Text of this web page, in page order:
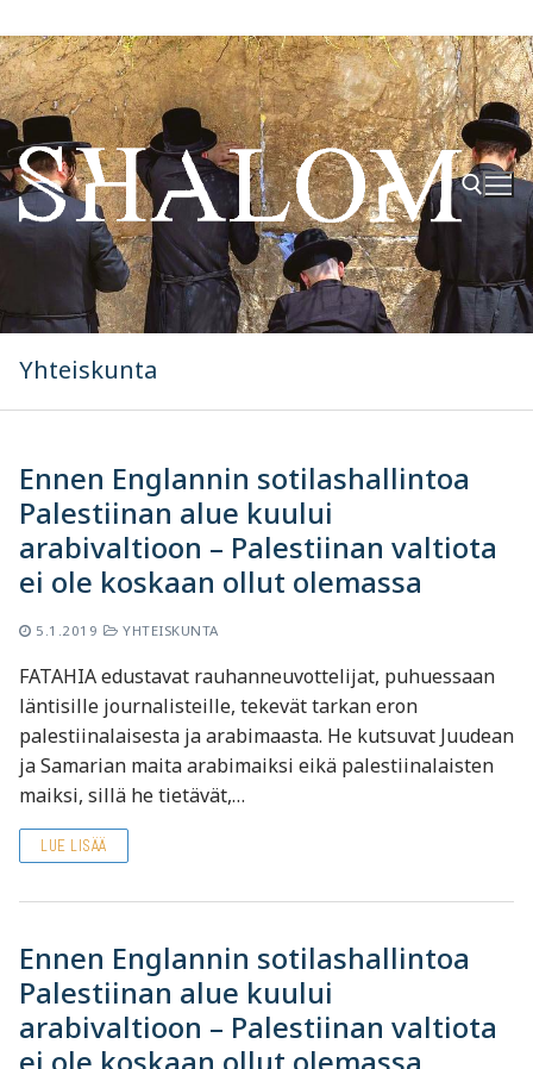
Hyppää
sisältöön
Hae:
Yhteiskunta
Ennen Englannin sotilashallintoa
Palestiinan alue kuului
arabivaltioon – Palestiinan valtiota
ei ole koskaan ollut olemassa
5.1.2019 YHTEISKUNTA
FATAHIA edustavat rauhanneuvottelijat, puhuessaan
läntisille journalisteille, tekevät tarkan eron
palestiinalaisesta ja arabimaasta. He kutsuvat Juudean
ja Samarian maita arabimaiksi eikä palestiinalaisten
maiksi, sillä he tietävät,…
LUE LISÄÄ
Ennen Englannin sotilashallintoa
Palestiinan alue kuului
arabivaltioon – Palestiinan valtiota
ei ole koskaan ollut olemassa